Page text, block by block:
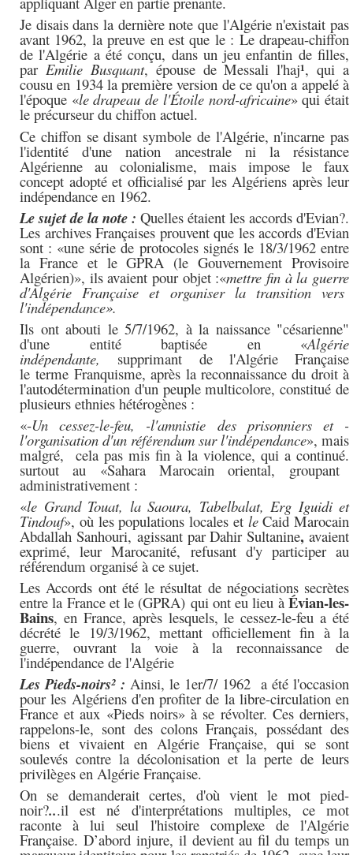
Je disais dans la dernière note que l'Algérie n'existait pas
avant 1962, la preuve en est que le : Le drapeau-chiffon
de l'Algérie a été conçu, dans un jeu enfantin de filles,
par Emilie Busquant, épouse de Messali l'haj¹, qui a
cousu en 1934 la première version de ce qu'on a appelé à
l'époque «le drapeau de l'Étoile nord-africaine» qui était
le précurseur du chiffon actuel.
Ce chiffon se disant symbole de l'Algérie, n'incarne pas
l'identité d'une nation ancestrale ni la résistance
Algérienne au colonialisme, mais impose le faux
concept adopté et officialisé par les Algériens après leur
indépendance en 1962.
Le sujet de la note : Quelles étaient les accords d'Evian?.
Les archives Françaises prouvent que les accords d'Evian
sont : «une série de protocoles signés le 18/3/1962 entre
la France et le GPRA (le Gouvernement Provisoire
Algérien)», ils avaient pour objet :«mettre fin à la guerre
d'Algérie Française et organiser la transition vers
l'indépendance».
Ils ont abouti le 5/7/1962, à la naissance "césarienne"
d'une entité baptisée en «Algérie
indépendante, supprimant de l'Algérie Française
le terme Franquisme, après la reconnaissance du droit à
l'autodétermination d'un peuple multicolore, constitué de
plusieurs ethnies hétérogènes :
«-Un cessez-le-feu, -l'amnistie des prisonniers et -
l'organisation d'un référendum sur l'indépendance», mais
malgré, cela pas mis fin à la violence, qui a continué.
surtout au «Sahara Marocain oriental, groupant
administrativement :
«le Grand Touat, la Saoura, Tabelbalat, Erg Iguidi et
Tindouf», où les populations locales et leCaid Marocain
Abdallah Sanhouri, agissant par Dahir Sultanine, avaient
exprimé, leur Marocanité, refusant d'y participer au
référendum organisé à ce sujet.
Les Accords ont été le résultat de négociations secrètes
entre la France et le (GPRA) quiont eu lieu àÉvian-les-
Bains, en France, après lesquels, le cessez-le-feu a été
décrété le 19/3/1962, mettant officiellement fin à la
guerre,ouvrant la voie à la reconnaissance de
l'indépendance de l'Algérie
Les Pieds-noirs² : Ainsi, le 1er/7/ 1962 a été l'occasion
pour les Algériens d'en profiter de la libre-circulation en
France et aux «Pieds noirs» à se révolter. Ces derniers,
rappelons-le, sont des colons Français, possédant des
biens et vivaient en Algérie Française, qui se sont
soulevés contre la décolonisation et la perte de leurs
privilèges en Algérie Française.
On se demanderait certes, d'où vient le mot pied-
noir?...il est né d'interprétations multiples, ce mot
raconte à lui seul l'histoire complexe de l'Algérie
Française. D’abord injure, il devient au fil du temps un